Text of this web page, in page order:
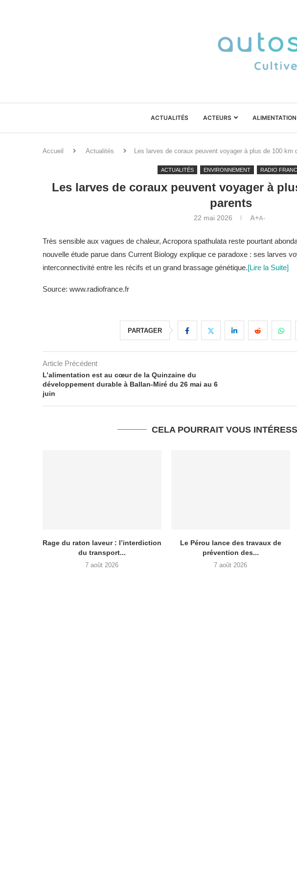
ACTUALITÉS ACTEURS
Accueil Actualités Les larves de coraux peuvent voyager à plus de 100 km
ACTUALITÉS ENVIRONNEMENT RADIO
Les larves de coraux peuvent voyager à
parents
22 mai 2026 A+A-
Très sensible aux vagues de chaleur, Acropora spathulata reste pourtant
nouvelle étude parue dans Current Biology explique ce paradoxe : ses larves
interconnectivité entre les récifs et un grand brassage génétique.[Lire la Suite]
Source: www.radiofrance.fr
PARTAGER
Article Précédent
L’alimentation est au cœur de la Quinzaine du
développement durable à Ballan-Miré du 26 mai au 6
juin
CELA POURRAIT VOUS
Rage du raton laveur : l’interdiction
du transport...
7 août 2026
Le Pérou lance des travaux de
prévention des...
7 août 2026